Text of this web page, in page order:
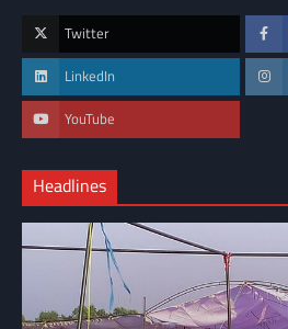
Twitter
LinkedIn
YouTube
Headlines